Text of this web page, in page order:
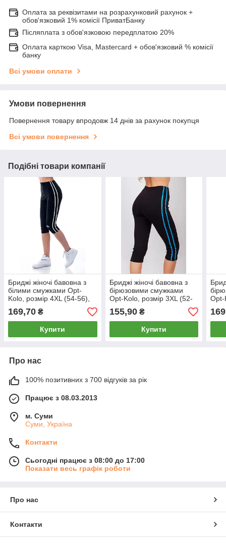
Оплата за реквізитами на розрахунковий рахунок +
обов'язковий 1% комісії ПриватБанку
Післяплата з обов'язковою передплатою 20%
Оплата карткою Visa, Mastercard + обов'язковий % комісії
банку
Всі умови оплати
Умови повернення
Повернення товару впродовж 14 днів за рахунок покупця
Всі умови повернення
Подібні товари компанії
Бриджі жіночі бавовна з
білими смужками Opt-
Kolo, розмір 4XL (54-56),
чорні, 010103
169,70 ₴
Купити
Бриджі жіночі бавовна з
бірюзовими смужками
Opt-Kolo, розмір 3XL (52-
54), чорні, 010118
155,90₴
Купити
Opt-
56),
Про нас
100% позитивних з 700 відгуків за рік
Працює з 08.03.2013
м. Суми
Суми, Україна
Контакти
Сьогодні працює з 08:00 до 17:00
Показати весь графік роботи
Про нас
Контакти